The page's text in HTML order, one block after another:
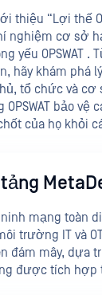
thiệu “Lợi thế
nghiệm cơ sở
yếu OPSWAT .
hãy khám phá
tổ chức và cơ
bảo vệ
của họ khỏi
mạng toàn
trường IT và
đám mây, dựa
được tích hợp